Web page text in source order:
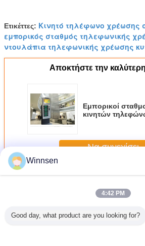
Ετικέττες: Κινητό τηλέφωνο χρέωσης
εμπορικός σταθμός τηλεφωνικής
ντουλάπια τηλεφωνικής χρέωσης
Αποκτήστε την καλύτερη
Εμπορικοί
κινητών
Να συνεχίσει
ΠερισσότεροιΣταθμοί
Winnsen
4:42 PM
Good day, what product are you looking for?